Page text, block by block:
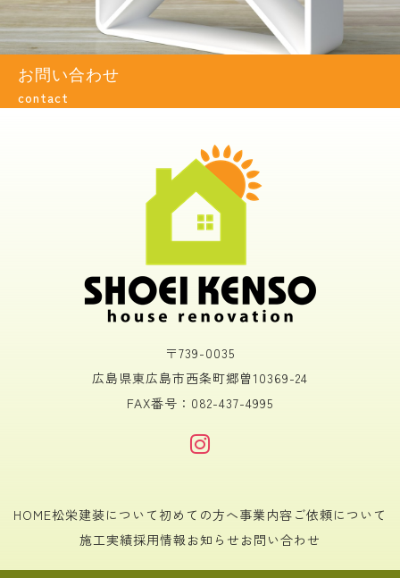
お問い合わせ
contact
〒739-0035
広島県東広島市西条町郷曽10369-24
FAX番号：082-437-4995
HOME松栄建装について 初めての方へ事業内容 ご依頼について
施工実績採用情報お知らせ お問い合わせ